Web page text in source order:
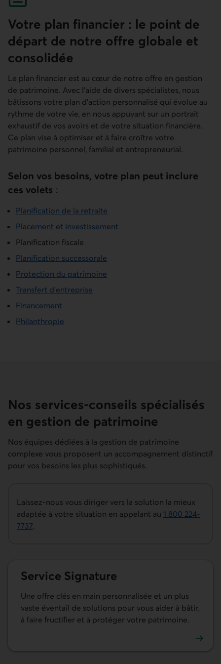
Votre plan financier : le point de
départ de notre offre globale et
consolidée
Le plan financier est au cœur de notre offre en gestion
de patrimoine. Avec l’aide de divers spécialistes, nous
bâtissons votre plan d’action personnalisé qui évolue au
rythme de votre vie, en nous appuyant sur un portrait
exhaustif de vos avoirs et de votre situation financière.
Ce plan vise à optimiser et à faire croître votre
patrimoine personnel, familial et entrepreneurial.
Selon vos besoins, votre plan peut inclure
ces volets :
Planification de la retraite
Placement et investissement
Planification fiscale
Planification successorale
Protection du patrimoine
Transfert d’entreprise
Financement
Philanthropie
Nos services-conseils spécialisés
en gestion de patrimoine
Nos équipes dédiées à la gestion de patrimoine
complexe vous proposent un accompagnement distinctif
pour vos besoins les plus sophistiqués.
Laissez-nous vous diriger vers la solution la mieux
adaptée à votre situation en appelant au 1 800 224-
7737.
Service Signature
Une offre clés en main personnalisée et un plus
vaste éventail de solutions pour vous aider à bâtir,
à faire fructifier et à protéger votre patrimoine.